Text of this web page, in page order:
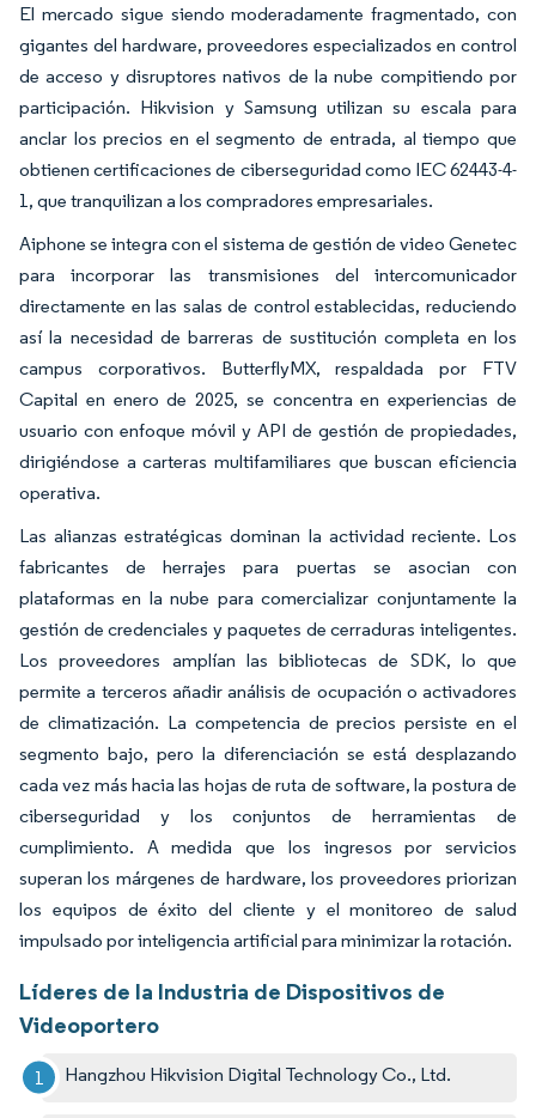
El mercado sigue siendo moderadamente fragmentado, con
gigantes del hardware, proveedores especializados en control
de acceso y disruptores nativos de la nube compitiendo por
participación. Hikvision y Samsung utilizan su escala para
anclar los precios en el segmento de entrada, al tiempo que
obtienen certificaciones de ciberseguridad como IEC 62443-4-
1, que tranquilizan a los compradores empresariales.
Aiphone se integra con el sistema de gestión de video Genetec
para incorporar las transmisiones del intercomunicador
directamente en las salas de control establecidas, reduciendo
así la necesidad de barreras de sustitución completa en los
campus corporativos. ButterflyMX, respaldada por FTV
Capital en enero de 2025, se concentra en experiencias de
usuario con enfoque móvil y API de gestión de propiedades,
dirigiéndose a carteras multifamiliares que buscan eficiencia
operativa.
Las alianzas estratégicas dominan la actividad reciente. Los
fabricantes de herrajes para puertas se asocian con
plataformas en la nube para comercializar conjuntamente la
gestión de credenciales y paquetes de cerraduras inteligentes.
Los proveedores amplían las bibliotecas de SDK, lo que
permite a terceros añadir análisis de ocupación o activadores
de climatización. La competencia de precios persiste en el
segmento bajo, pero la diferenciación se está desplazando
cada vez más hacia las hojas de ruta de software, la postura de
ciberseguridad y los conjuntos de herramientas de
cumplimiento. A medida que los ingresos por servicios
superan los márgenes de hardware, los proveedores priorizan
los equipos de éxito del cliente y el monitoreo de salud
impulsado por inteligencia artificial para minimizar la rotación.
Líderes de la Industria de Dispositivos de
Videoportero
Hangzhou Hikvision Digital Technology Co., Ltd.